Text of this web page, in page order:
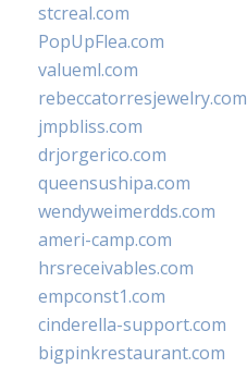
stcreal.com
PopUpFlea.com
valueml.com
rebeccatorresjewelry.com
jmpbliss.com
drjorgerico.com
queensushipa.com
wendyweimerdds.com
ameri-camp.com
hrsreceivables.com
empconst1.com
cinderella-support.com
bigpinkrestaurant.com